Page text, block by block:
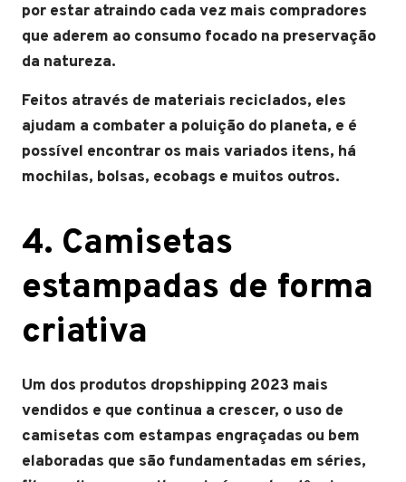
por estar atraindo cada vez mais compradores
que aderem ao consumo focado na preservação
da natureza.
Feitos através de materiais reciclados, eles
ajudam a combater a poluição do planeta, e é
possível encontrar os mais variados itens, há
mochilas, bolsas, ecobags e muitos outros.
4. Camisetas
estampadas de forma
criativa
Um dos produtos dropshipping 2023 mais
vendidos e que continua a crescer, o uso de
camisetas com estampas engraçadas ou bem
elaboradas que são fundamentadas em séries,